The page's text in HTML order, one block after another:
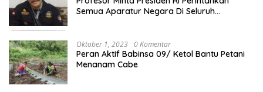
Semua Aparatur Negara Di Seluruh
Oktober 1, 2023 0 Komentar
Peran Aktif Babinsa 09/ Ketol Bantu Petani
Menanam Cabe